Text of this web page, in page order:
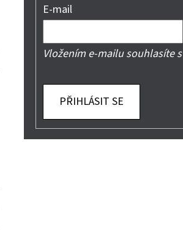
E-mail
Vložením e-mailu souhlasíte s
PŘIHLÁSIT SE